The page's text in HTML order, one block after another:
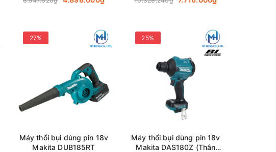
27%
Máy thổi bụi dùng pin 18v
Makita DUB185RT
25%
Máy thổi bụi dùng pin 18v
Makita DAS180Z (Thân